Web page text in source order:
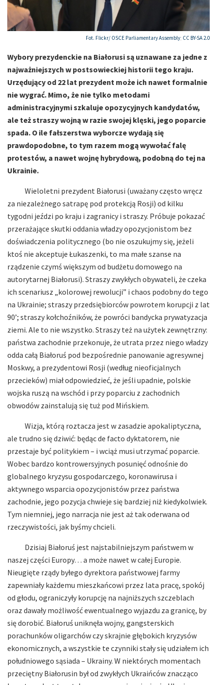
Fot. Flickr/ OSCE Parliamentary Assembly; CC BY-SA 2.0
Wybory prezydenckie na Białorusi są uznawane za jedne z
najważniejszych w postsowieckiej historii tego kraju.
Urzędujący od 22 lat prezydent może ich nawet formalnie
nie wygrać. Mimo, że nie tylko metodami
administracyjnymi szkaluje opozycyjnych kandydatów,
ale też straszy wojną w razie swojej klęski, jego poparcie
spada. O ile fałszerstwa wyborcze wydają się
prawdopodobne, to tym razem mogą wywołać falę
protestów, a nawet wojnę hybrydową, podobną do tej na
Ukrainie.
Wieloletni prezydent Białorusi (uważany często wręcz
za niezależnego satrapę pod protekcją Rosji) od kilku
tygodni jeździ po kraju i zagranicy i straszy. Próbuje pokazać
przerażające skutki oddania władzy opozycjonistom bez
doświadczenia politycznego (bo nie oszukujmy się, jeżeli
ktoś nie akceptuje Łukaszenki, to ma małe szanse na
rządzenie czymś większym od budżetu domowego na
autorytarnej Białorusi). Straszy zwykłych obywateli, że czeka
ich scenariusz „kolorowej rewolucji” i chaos podobny do tego
na Ukrainie; straszy przedsiębiorców powrotem korupcji z lat
90’; straszy kołchoźników, że powróci bandycka prywatyzacja
ziemi. Ale to nie wszystko. Straszy też na użytek zewnętrzny:
państwa zachodnie przekonuje, że utrata przez niego władzy
odda całą Białoruś pod bezpośrednie panowanie agresywnej
Moskwy, a prezydentowi Rosji (według nieoficjalnych
przecieków) miał odpowiedzieć, że jeśli upadnie, polskie
wojska ruszą na wschód i przy poparciu z zachodnich
obwodów zainstalują się tuż pod Mińskiem.
Wizja, którą roztacza jest w zasadzie apokaliptyczna,
ale trudno się dziwić: będąc de facto dyktatorem, nie
przestaje być politykiem – i wciąż musi utrzymać poparcie.
Wobec bardzo kontrowersyjnych posunięć odnośnie do
globalnego kryzysu gospodarczego, koronawirusa i
aktywnego wsparcia opozycjonistów przez państwa
zachodnie, jego pozycja chwieje się bardziej niż kiedykolwiek.
Tym niemniej, jego narracja nie jest aż tak oderwana od
rzeczywistości, jak byśmy chcieli.
Dzisiaj Białoruś jest najstabilniejszym państwem w
naszej części Europy… a może nawet w całej Europie.
Nieugięte rządy byłego dyrektora państwowej farmy
zapewniały każdemu mieszkańcowi przez lata pracę, spokój
od głodu, ograniczyły korupcję na najniższych szczeblach
oraz dawały możliwość ewentualnego wyjazdu za granicę, by
się dorobić. Białoruś uniknęła wojny, gangsterskich
porachunków oligarchów czy skrajnie głębokich kryzysów
ekonomicznych, a wszystkie te czynniki stały się udziałem ich
południowego sąsiada – Ukrainy. W niektórych momentach
przeciętny Białorusin był od zwykłych Ukraińców znacząco